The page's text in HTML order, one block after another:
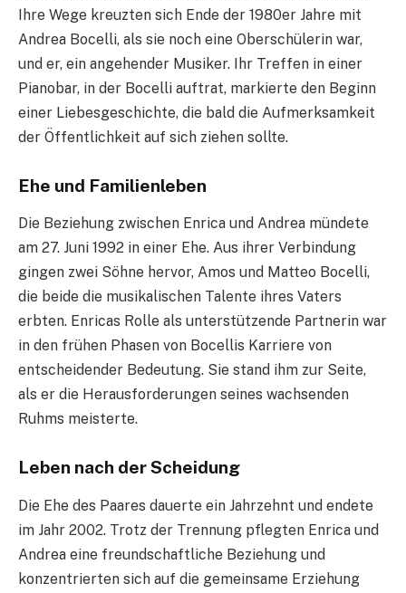
Ihre Wege kreuzten sich Ende der 1980er Jahre mit
Andrea Bocelli, als sie noch eine Oberschülerin war,
und er, ein angehender Musiker. Ihr Treffen in einer
Pianobar, in der Bocelli auftrat, markierte den Beginn
einer Liebesgeschichte, die bald die Aufmerksamkeit
der Öffentlichkeit auf sich ziehen sollte.
Ehe und Familienleben
Die Beziehung zwischen Enrica und Andrea mündete
am 27. Juni 1992 in einer Ehe. Aus ihrer Verbindung
gingen zwei Söhne hervor, Amos und Matteo Bocelli,
die beide die musikalischen Talente ihres Vaters
erbten. Enricas Rolle als unterstützende Partnerin war
in den frühen Phasen von Bocellis Karriere von
entscheidender Bedeutung. Sie stand ihm zur Seite,
als er die Herausforderungen seines wachsenden
Ruhms meisterte.
Leben nach der Scheidung
Die Ehe des Paares dauerte ein Jahrzehnt und endete
im Jahr 2002. Trotz der Trennung pflegten Enrica und
Andrea eine freundschaftliche Beziehung und
konzentrierten sich auf die gemeinsame Erziehung